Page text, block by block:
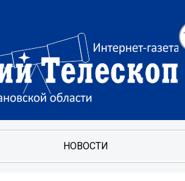
НОВОСТИ